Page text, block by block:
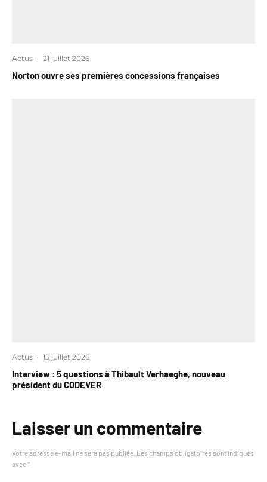
Actus · 21 juillet 2026
Norton ouvre ses premières concessions françaises
Actus · 15 juillet 2026
Interview : 5 questions à Thibault Verhaeghe, nouveau
président du CODEVER
Laisser un commentaire
Votre adresse e-mail ne sera pas publiée. Les champs obligatoires sont indiqués
avec *